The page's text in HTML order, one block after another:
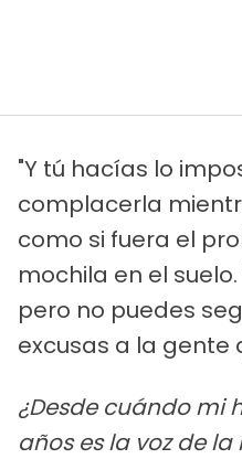
"Y tú hacías lo
complacerla
como si fuera el
mochila en el
pero no puedes
excusas a la gente
¿Desde cuándo mi
años es la voz de